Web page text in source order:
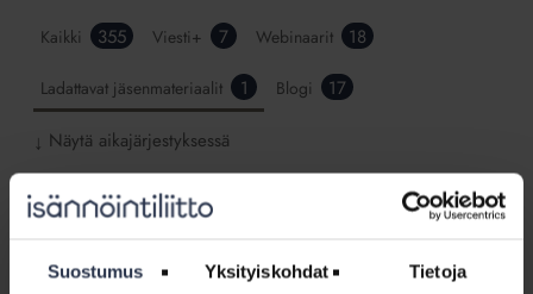
Suostumus Yksityiskohdat Tietoja
Kaikki 355 Viesti+ 7 Webinaarit 18
Ladattavat jäsenmateriaalit 1 Blogi 17
↓ Näytä aikajärjestyksessä
Sähkökatkot
säästäminen_Energiakriisi
Tiedotemalli: Sähkökatkot ja
LADATTAVAT JÄSENMATERIAALIT